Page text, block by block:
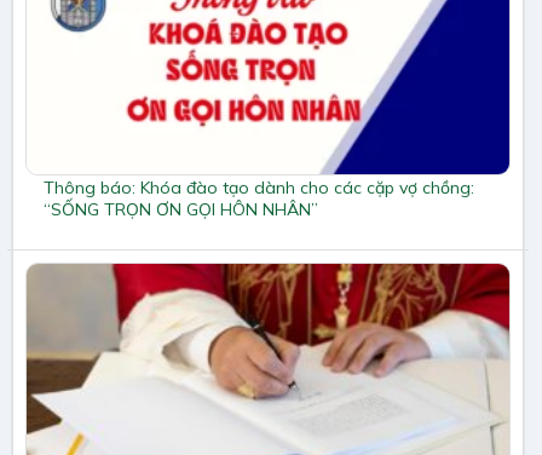
Thông báo: Khóa đào tạo dành cho các cặp vợ chồng:
“SỐNG TRỌN ƠN GỌI HÔN NHÂN”